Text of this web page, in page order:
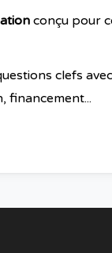
conçu pour
clefs
financement...